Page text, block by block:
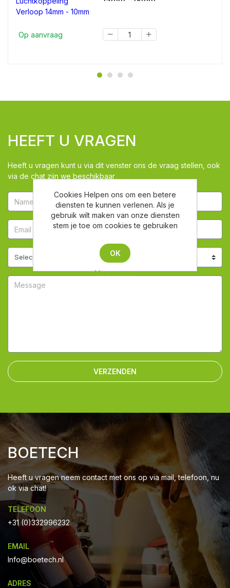
Op aanvraag
HEEFT U VRAGEN
Heeft u vragen kunt u via dit venster ons de vraag stellen, ook
via de chat zijn we beschikbaar
VERZENDEN
BOETECH
Heeft u vragen neem contact met ons op via mail, telefoon, nu
ok via chat!
TELEFOON
+31 (0)332996232
EMAIL
Info@boetech.nl
ADRES
Cookies Helpen ons om een betere
diensten te kunnen verlenen. Als je
gebruik wilt maken van onze diensten
stem je toe om cookies te gebruiken
OK
Meer weten